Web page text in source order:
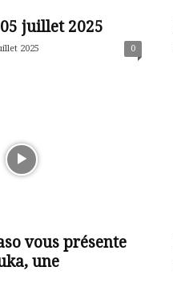
juillet 2025
2025 0
vous présente
une